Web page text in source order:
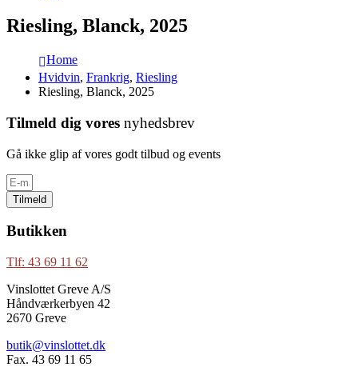
Riesling, Blanck, 2025
Home
Hvidvin, Frankrig, Riesling
Riesling, Blanck, 2025
Tilmeld dig vores nyhedsbrev
Gå ikke glip af vores godt tilbud og events
Tilmeld
Butikken
Tlf: 43 69 11 62
Vinslottet Greve A/S
Håndværkerbyen 42
2670 Greve
butik@vinslottet.dk
Fax. 43 69 11 65